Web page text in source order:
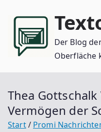
Inhalt
springen
Der Blog
Oberfläche
Thea
Vermögen der
Start
Promi